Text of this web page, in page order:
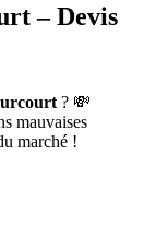
– Devis
? 💸
mauvaises
marché !